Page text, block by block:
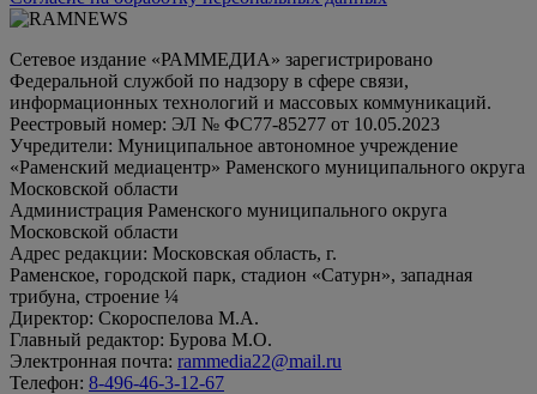
Сетевое издание «РАММЕДИА» зарегистрировано
Федеральной службой по надзору в сфере связи,
информационных технологий и массовых коммуникаций.
Реестровый номер: ЭЛ № ФС77-85277 от 10.05.2023
Учредители: Муниципальное автономное учреждение
«Раменский медиацентр» Раменского муниципального округа
Московской области
Администрация Раменского муниципального округа
Московской области
Адрес редакции: Московская область, г.
Раменское, городской парк, стадион «Сатурн», западная
трибуна, строение ¼
Директор: Скороспелова М.А.
Главный редактор: Бурова М.О.
Электронная почта: rammedia22@mail.ru
Телефон: 8-496-46-3-12-67